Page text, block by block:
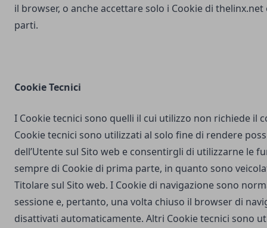
il browser, o anche accettare solo i Cookie di thelinx.net
parti.
Cookie Tecnici
I Cookie tecnici sono quelli il cui utilizzo non richiede il
Cookie tecnici sono utilizzati al solo fine di rendere
dell’Utente sul Sito web e consentirgli di utilizzarne le
sempre di Cookie di prima parte, in quanto sono
Titolare sul Sito web. I Cookie di navigazione sono
sessione e, pertanto, una volta chiuso il browser di
disattivati automaticamente. Altri Cookie tecnici sono